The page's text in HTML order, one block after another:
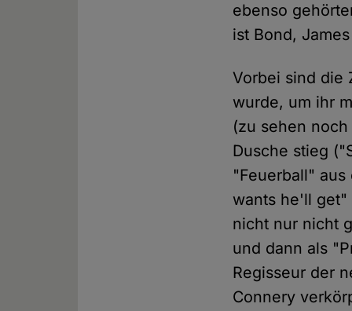
ebenso
ist Bond,
Vorbei sind die
wurde, um ihr
(zu sehen
Dusche stieg
"Feuerball" aus
wants he'll get"
nicht nur nicht
und dann als
Regisseur der
Connery